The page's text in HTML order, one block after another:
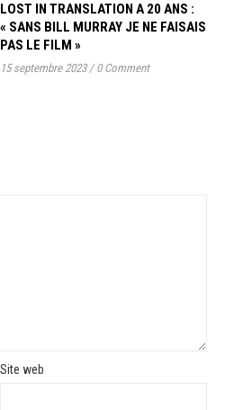
LOST IN TRANSLATION A 20 ANS :
« SANS BILL MURRAY JE NE FAISAIS
PAS LE FILM »
15 septembre 2023 / 0 Comment
Site web